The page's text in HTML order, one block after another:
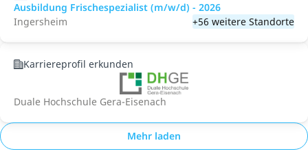
Ausbildung Frischespezialist (m/w/d) - 2026
Ingersheim
+56 weitere Standorte
Karriereprofil erkunden
Duale Hochschule Gera-Eisenach
Mehr laden